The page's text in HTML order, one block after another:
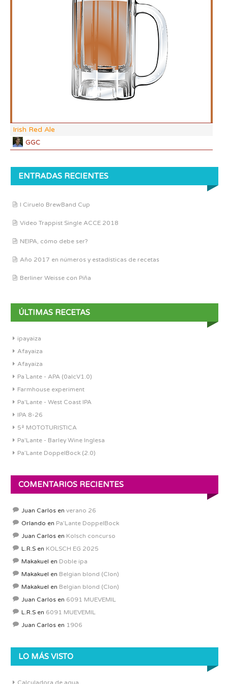
Irish Red Ale
GGC
ENTRADAS RECIENTES
I Ciruelo BrewBand Cup
Vídeo Trappist Single ACCE 2018
NEIPA, cómo debe ser?
Año 2017 en números y estadísticas de recetas
Berliner Weisse con Piña
ÚLTIMAS RECETAS
ipayaiza
Afayaiza
Afayaiza
Pa´Lante - APA (0alcV1.0)
Farmhouse experiment
Pa'Lante - West Coast IPA
IPA 8-26
5ª MOTOTURISTICA
Pa'Lante - Barley Wine Inglesa
Pa’Lante DoppelBock (2.0)
COMENTARIOS RECIENTES
Juan Carlos en verano 26
Orlando en Pa’Lante DoppelBock
Juan Carlos en Kolsch concurso
L.R.S en KOLSCH EG 2025
Makakuel en Doble ipa
Makakuel en Belgian blond (Clon)
Makakuel en Belgian blond (Clon)
Juan Carlos en 6091 MUEVEMIL
L.R.S en 6091 MUEVEMIL
Juan Carlos en 1906
LO MÁS VISTO
Calculadora de agua